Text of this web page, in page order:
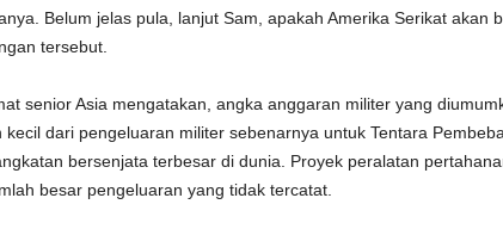
Belum jelas pula, lanjut Sam, apakah Amerika Serikat akan
tersebut.
senior Asia mengatakan, angka anggaran militer yang
kecil dari pengeluaran militer sebenarnya untuk Tentara
bersenjata terbesar di dunia. Proyek peralatan
besar pengeluaran yang tidak tercatat.